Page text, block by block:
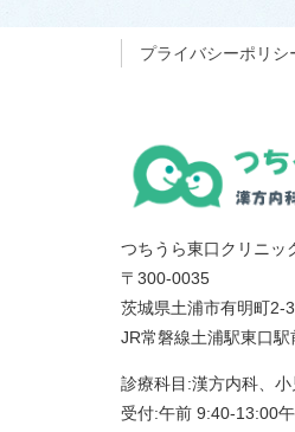
プライバシーポリシ
つちうら東口クリニッ
〒300-0035
茨城県土浦市有明町2-
JR常磐線土浦駅東口
診療科目:漢方内科、
受付:午前 9:40-13:00